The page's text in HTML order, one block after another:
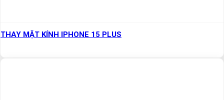
THAY MẶT KÍNH IPHONE 15 PLUS